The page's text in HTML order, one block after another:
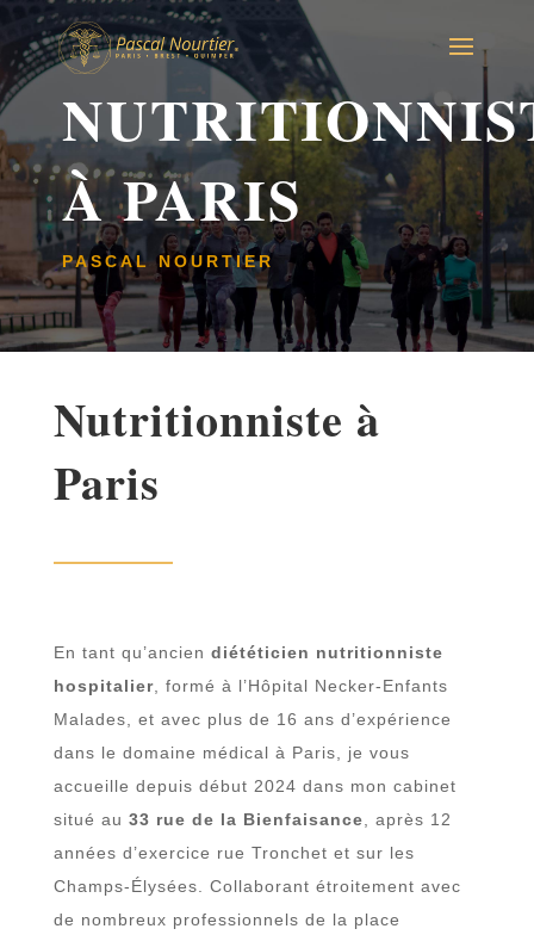
À PARIS
PASCAL NOURTIER
Nutritionniste à
Paris
En tant qu’ancien diététicien nutritionniste
hospitalier, formé à l’Hôpital Necker-Enfants
Malades, et avec plus de 16 ans d’expérience
dans le domaine médical à Paris, je vous
accueille depuis début 2024 dans mon cabinet
situé au 33 rue de la Bienfaisance , après 12
années d’exercice rue Tronchet et sur les
Champs-Élysées. Collaborant étroitement avec
de nombreux professionnels de la place